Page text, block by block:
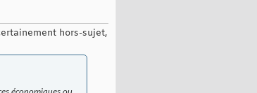
hors-sujet,